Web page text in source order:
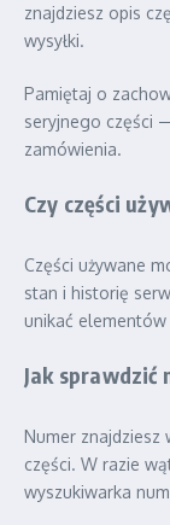
znajdziesz opis
wysyłki.
Pamiętaj o
seryjnego części
zamówienia.
Czy części
Części używane
stan i historię
unikać
Jak sprawdzić
Numer znajdziesz
części. W razie
wyszukiwarka